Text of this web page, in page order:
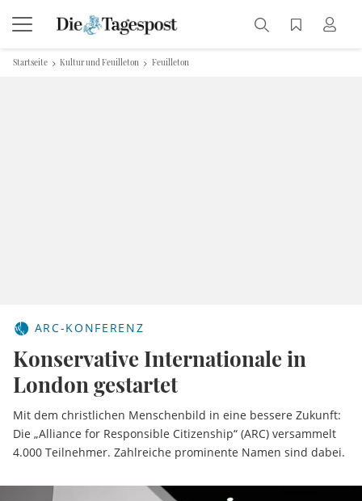
Startseite Kultur und Feuilleton Feuilleton
ARC-KONFERENZ
Konservative Internationale in
London gestartet
Mit dem christlichen Menschenbild in eine bessere Zukunft:
Die „Alliance for Responsible Citizenship“ (ARC) versammelt
4.000 Teilnehmer. Zahlreiche prominente Namen sind dabei.